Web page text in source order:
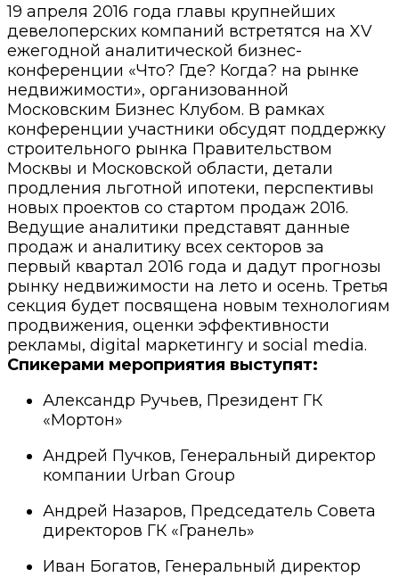
19 апреля 2016 года главы крупнейших
девелоперских компаний встретятся на XV
ежегодной аналитической бизнес-
конференции «Что? Где? Когда? на рынке
недвижимости», организованной
Московским Бизнес Клубом. В рамках
конференции участники обсудят поддержку
строительного рынка Правительством
Москвы и Московской области, детали
продления льготной ипотеки, перспективы
новых проектов со стартом продаж 2016.
Ведущие аналитики представят данные
продаж и аналитику всех секторов за
первый квартал 2016 года и дадут прогнозы
рынку недвижимости на лето и осень. Третья
секция будет посвящена новым технологиям
продвижения, оценки эффективности
рекламы, digital маркетингу и social media.
Спикерами мероприятия выступят:
Александр Ручьев, Президент ГК
«Мортон»
Андрей Пучков, Генеральный директор
компании Urban Group
Андрей Назаров, Председатель Совета
директоров ГК «Гранель»
Иван Богатов, Генеральный директор